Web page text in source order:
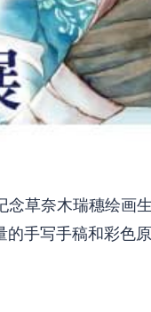
草奈木瑞穗绘画
手写手稿和彩色原